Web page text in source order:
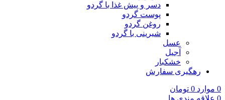
دسر و پیش غذا با گردو
پوست گردو
روغن گردو
شیرینی با گردو
عسل
آجیل
خشکبار
رهگیری سفارش
0 موارد 0 تومان
0 علاقه مندی ها